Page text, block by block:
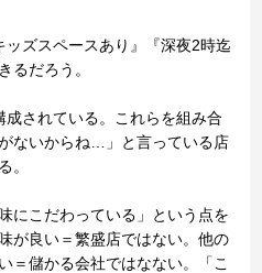
ズスペースあり』『深夜2時迄
るだろう。
されている。これらを組み合
ないからね…」と言っている店
。
にこだわっている」という点を
が良い＝繁盛店ではない。他の
＝儲かる会社ではなない。「こ